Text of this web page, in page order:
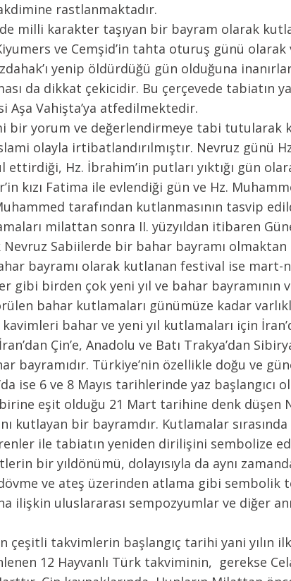
rastlanmaktadır.
milli karakter taşıyan bir bayram olarak
ve Cemşid’in tahta oturuş günü
yenip öldürdüğü gün olduğuna
da dikkat çekicidir. Bu çerçevede tabiatın
Aşa Vahişta’ya atfedilmektedir.
bir yorum ve değerlendirmeye tabi tutularak
olayla irtibatlandırılmıştır. Nevruz günü Hz.
Hz. İbrahim’in putları yıktığı gün
kızı Fatima ile evlendiği gün ve Hz.
tarafından kutlanmasının tasvip
milattan sonra II. yüzyıldan itibaren
Sabiilerde bir bahar bayramı olmaktan
bayramı olarak kutlanan festival ise mart-
gibi birden çok yeni yıl ve bahar bayramının
bahar kutlamaları günümüze kadar
bahar ve yeni yıl kutlamaları için
Çin’e, Anadolu ve Batı Trakya’dan
bayramıdır. Türkiye’nin özellikle doğu ve
ise 6 ve 8 Mayıs tarihlerinde yaz başlangıcı
eşit olduğu 21 Mart tarihine denk düşen
kutlayan bir bayramdır. Kutlamalar
ile tabiatın yeniden dirilişini sembolize
bir yıldönümü, dolayısıyla da aynı
ve ateş üzerinden atlama gibi sembolik
ilişkin uluslararası sempozyumlar ve diğer
takvimlerin başlangıç tarihi yani yılın
12 Hayvanlı Türk takviminin, gerekse